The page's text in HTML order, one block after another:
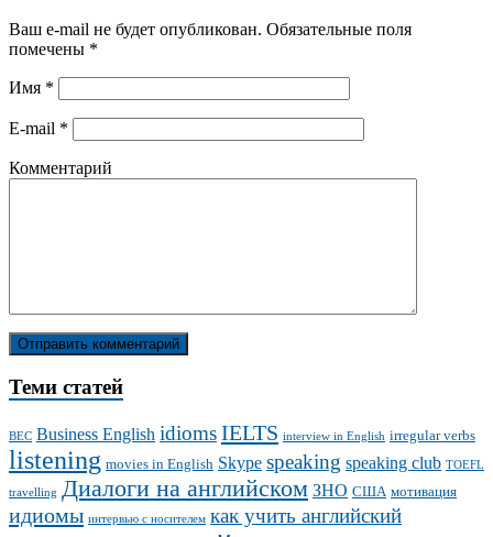
Ваш e-mail не будет опубликован. Обязательные поля
помечены *
Имя *
E-mail *
Комментарий
Теми статей
BEC Business English idiomsIELTS interview in English irregular verbs
listening movies in English Skype speaking speaking club TOEFL
travelling Диалоги на английском ЗНО США мотивация
идиомы интервью с носителем как учить английский